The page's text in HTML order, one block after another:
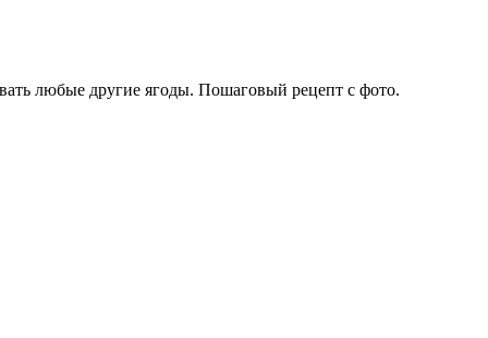
любые другие ягоды. Пошаговый рецепт с фото.